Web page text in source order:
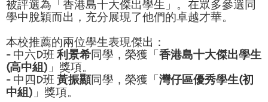
被評選為「香港島十大傑出學生」。在眾多參選同
學中脫穎而出，充分展現了他們的卓越才華。
本校推薦的兩位學生表現傑出：
- 中六D班利景希同學，榮獲「 香港島十大傑出學生
(高中組) 」獎項。
- 中四D班黃振顯同學，榮獲「 灣仔區優秀學生(初
中組) 」獎項。